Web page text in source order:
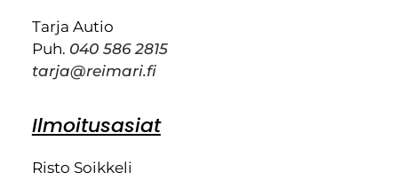
Tarja Autio
Puh. 040 586 2815
tarja@reimari.fi
Ilmoitusasiat
Risto Soikkeli